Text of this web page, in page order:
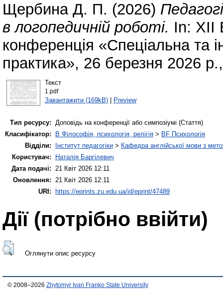
Щербина Д. П. (2026)
в логопедичній роботі. In: XII
конференція «Спеціальна та
практика», 26 березня 2026
Текст
1.pdf
Завантажити (169kB)| Preview
Тип ресурсу: Доповідь на конференції або симпозіумі (Стаття)
Класифікатор:
B Філософія, психологія, релігія > BF Психологія
Відділи:
Інститут педагогіки > Кафедра англійської мови з
Користувач:
Наталія Баргілевич
Дата подачі: 21 Квіт 2026 12:11
Оновлення: 21 Квіт 2026 12:11
URI:
https://eprints.zu.edu.ua/id/eprint/47489
Дії ​​(потрібно ввійти)
Оглянути опис ресурсу
© 2008–2026 Zhytomyr Ivan Franko State University